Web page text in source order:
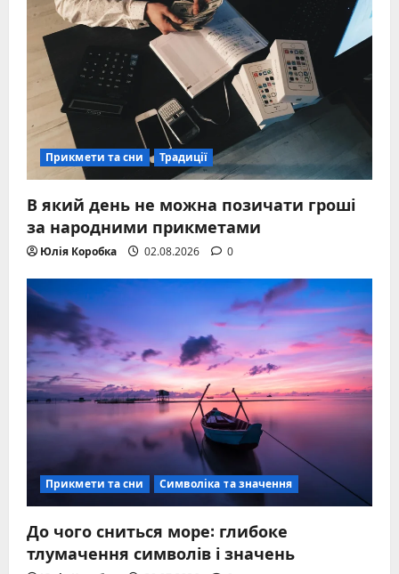
Прикмети та сни Традиції
В який день не можна позичати гроші
за народними прикметами
Юлія Коробка 02.08.2026 0
Прикмети та сни Символіка та значення
До чого сниться море: глибоке
тлумачення символів і значень